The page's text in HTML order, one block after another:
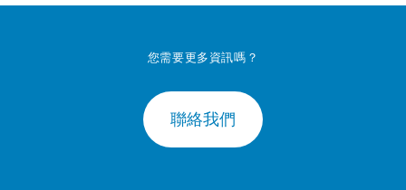
您需要更多資訊嗎？
聯絡我們